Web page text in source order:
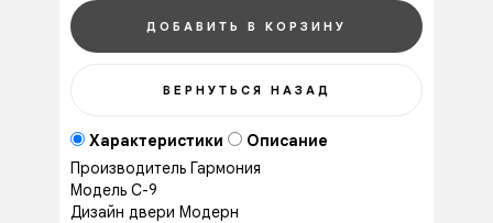
Характеристики
Описание
Производитель Гармония
Модель С-9
Дизайн двери Модерн